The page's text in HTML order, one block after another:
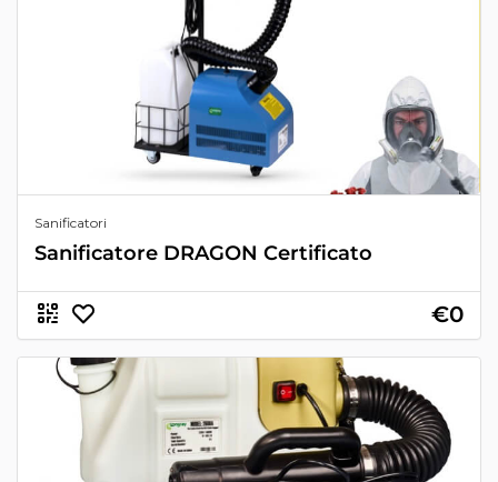
Sanificatori
Sanificatore DRAGON Certificato
€0